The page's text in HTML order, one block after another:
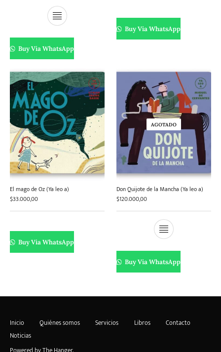
Buy Via WhatsApp
Buy Via WhatsApp
El mago de Oz (Ya leo a)
$33.000,00
Buy Via WhatsApp
AGOTADO
Don Quijote de la Mancha (Ya leo a)
$120.000,00
Buy Via WhatsApp
Inicio Quiénes somos Servicios Libros
Contacto
Noticias